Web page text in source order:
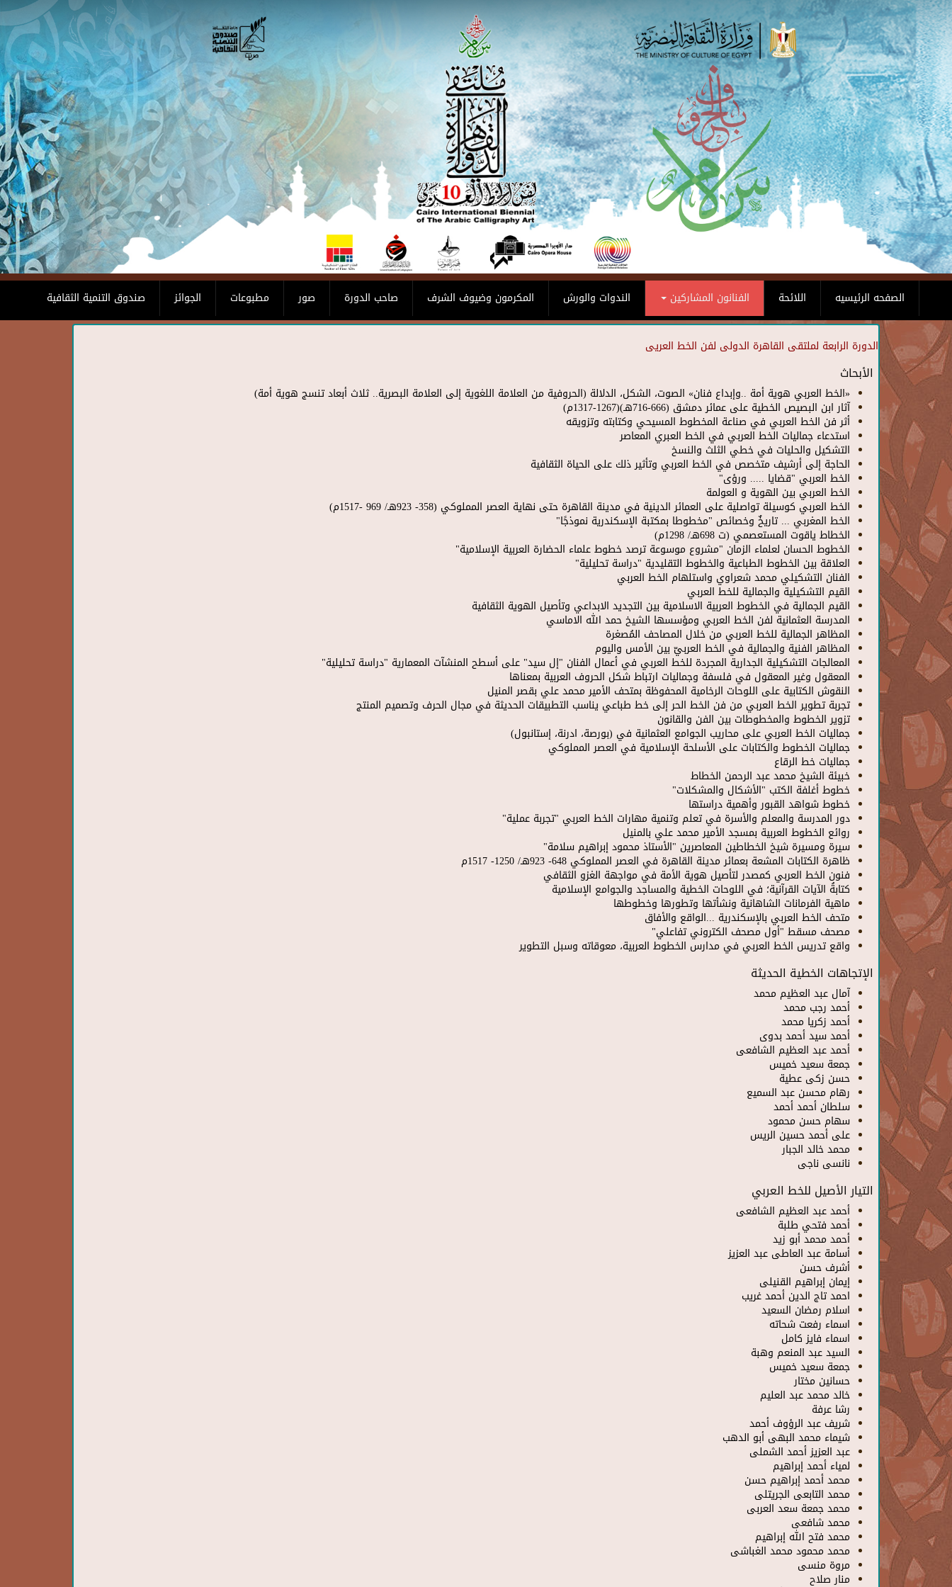
Skip to main content
صندوق التنمية الثقافية الجوائز مطبوعات صور صاحب الدورة المكرمون وضيوف الشرف الندوات والورش الفنانون المشاركين اللائحة الصفحه الرئيسيه
الدورة الرابعة لملتقى القاهرة الدولى لفن الخط العريى
الأبحاث
«الخط العربي هوية أمة ..وإبداع فنان» الصوت، الشكل، الدلالة (الحروفية من العلامة اللغوية إلى العلامة البصرية.. ثلاث أبعاد تنسج هوية أمة)
آثار ابن البصيص الخطية على عمائر دمشق (666-716هـ)(1267-1317م)
أثر فن الخط العربي في صناعة المخطوط المسيحي وكتابته وتزويقه
استدعاء جماليات الخط العربي في الخط العبري المعاصر
التشكيل والحليات في خطي الثلث والنسخ
الحاجة إلى أرشيف متخصص في الخط العربي وتأثير ذلك على الحياة الثقافية
الخط العربي "قضايا ..... ورؤى"
الخط العربي بين الهوية و العولمة
الخط العربي كوسيلة تواصلية على العمائر الدينية في مدينة القاهرة حتى نهاية العصر المملوكي (358- 923هـ/ 969 -1517م)
الخط المغربي ... تاريخٌ وخصائص "مخطوطا بمكتبة الإسكندرية نموذجًا"
الخطاط ياقوت المستعصمي (ت 698هـ/ 1298م)
الخطوط الحسان لعلماء الزمان "مشروع موسوعة ترصد خطوط علماء الحضارة العربية الإسلامية"
العلاقة بين الخطوط الطباعية والخطوط التقليدية "دراسة تحليلية"
الفنان التشكيلي محمد شعراوي واستلهام الخط العربي
القيم التشكيلية والجمالية للخط العربي
القيم الجمالية في الخطوط العربية الاسلامية بين التجديد الابداعي وتأصيل الهوية الثقافية
المدرسة العثمانية لفن الخط العربي ومؤسسها الشيخ حمد الله الاماسي
المظاهر الجمالية للخط العربي من خلال المصاحف المُصغرة
المظاهر الفنية والجمالية في الخط العربيّ بين الأمس واليوم
المعالجات التشكيلية الجدارية المجردة للخط العربي في أعمال الفنان "إل سيد" على أسطح المنشآت المعمارية "دراسة تحليلية"
المعقول وغير المعقول في فلسفة وجماليات ارتباط شكل الحروف العربية بمعناها
النقوش الكتابية على اللوحات الرخامية المحفوظة بمتحف الأمير محمد علي بقصر المنيل
تجربة تطوير الخط العربي من فن الخط الحر إلى خط طباعي يناسب التطبيقات الحديثة في مجال الحرف وتصميم المنتج
تزوير الخطوط والمخطوطات بين الفن والقانون
جماليات الخط العربي على محاريب الجوامع العثمانية في (بورصة، ادرنة، إستانبول)
جماليات الخطوط والكتابات على الأسلحة الإسلامية في العصر المملوكي
جماليات خط الرقاع
خبيئة الشيخ محمد عبد الرحمن الخطاط
خطوط أغلفة الكتب "الأشكال والمشكلات"
خطوط شواهد القبور وأهمية دراستها
دور المدرسة والمعلم والأسرة في تعلم وتنمية مهارات الخط العربي "تجربة عملية"
روائع الخطوط العربية بمسجد الأمير محمد علي بالمنيل
سيرة ومسيرة شيخ الخطاطين المعاصرين "الأستاذ محمود إبراهيم سلامة"
ظاهرة الكتابات المشعة بعمائر مدينة القاهرة في العصر المملوكي 648- 923هـ/ 1250- 1517م
فنون الخط العربي كمصدر لتأصيل هوية الأمة في مواجهة الغزو الثقافي
كتابةُ الآيات القرآنية؛ في اللوحات الخطية والمساجد والجوامع الإسلامية
ماهية الفرمانات الشاهانية ونشأتها وتطورها وخطوطها
متحف الخط العربي بالإسكندرية ...الواقع والأفاق
مصحف مسقط "أول مصحف الكتروني تفاعلي"
واقع تدريس الخط العربي في مدارس الخطوط العربية، معوقاته وسبل التطوير
الإتجاهات الخطية الحديثة
آمال عبد العظيم محمد
أحمد رجب محمد
أحمد زكريا محمد
أحمد سيد أحمد بدوى
أحمد عبد العظيم الشافعى
جمعة سعيد خميس
حسن زكى عطية
رهام محسن عبد السميع
سلطان أحمد أحمد
سهام حسن محمود
على أحمد حسين الريس
محمد خالد الجبار
نانسى ناجى
التيار الأصيل للخط العربي
أحمد عبد العظيم الشافعى
أحمد فتحي طلبة
أحمد محمد أبو زيد
أسامة عبد العاطى عبد العزيز
أشرف حسن
إيمان إبراهيم القنيلى
احمد تاج الدين أحمد غريب
اسلام رمضان السعيد
اسماء رفعت شحاته
اسماء فايز كامل
السيد عبد المنعم وهبة
جمعة سعيد خميس
حسانين مختار
خالد محمد عبد العليم
رشا عرفة
شريف عبد الرؤوف أحمد
شيماء محمد البهى أبو الدهب
عبد العزيز أحمد الشملى
لمياء أحمد إبراهيم
محمد أحمد إبراهيم حسن
محمد التابعى الجريتلى
محمد جمعة سعد العربى
محمد شافعى
محمد فتح الله إبراهيم
محمد محمود محمد الغباشى
مروة منسى
منار صلاح